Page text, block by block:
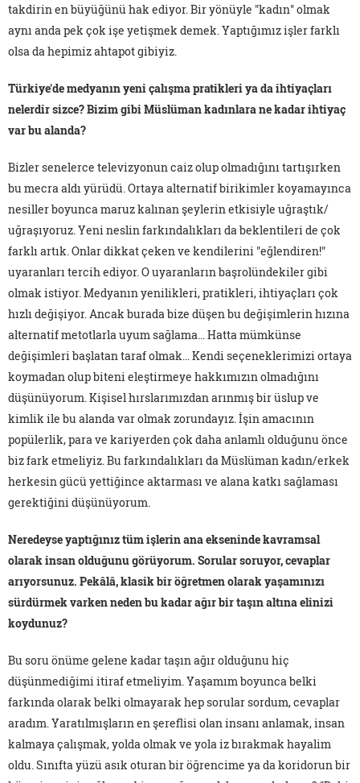
takdirin en büyüğünü hak ediyor. Bir yönüyle "kadın" olmak
aynı anda pek çok işe yetişmek demek. Yaptığımız işler farklı
olsa da hepimiz ahtapot gibiyiz.
Türkiye'de medyanın yeni çalışma pratikleri ya da ihtiyaçları
nelerdir sizce? Bizim gibi Müslüman kadınlara ne kadar ihtiyaç
var bu alanda?
Bizler senelerce televizyonun caiz olup olmadığını tartışırken
bu mecra aldı yürüdü. Ortaya alternatif birikimler koyamayınca
nesiller boyunca maruz kalınan şeylerin etkisiyle uğraştık/
uğraşıyoruz. Yeni neslin farkındalıkları da beklentileri de çok
farklı artık. Onlar dikkat çeken ve kendilerini "eğlendiren!"
uyaranları tercih ediyor. O uyaranların başrolündekiler gibi
olmak istiyor. Medyanın yenilikleri, pratikleri, ihtiyaçları çok
hızlı değişiyor. Ancak burada bize düşen bu değişimlerin hızına
alternatif metotlarla uyum sağlama... Hatta mümkünse
değişimleri başlatan taraf olmak... Kendi seçeneklerimizi ortaya
koymadan olup biteni eleştirmeye hakkımızın olmadığını
düşünüyorum. Kişisel hırslarımızdan arınmış bir üslup ve
kimlik ile bu alanda var olmak zorundayız. İşin amacının
popülerlik, para ve kariyerden çok daha anlamlı olduğunu önce
biz fark etmeliyiz. Bu farkındalıkları da Müslüman kadın/erkek
herkesin gücü yettiğince aktarması ve alana katkı sağlaması
gerektiğini düşünüyorum.
Neredeyse yaptığınız tüm işlerin ana ekseninde kavramsal
olarak insan olduğunu görüyorum. Sorular soruyor, cevaplar
arıyorsunuz. Pekâlâ, klasik bir öğretmen olarak yaşamınızı
sürdürmek varken neden bu kadar ağır bir taşın altına elinizi
koydunuz?
Bu soru önüme gelene kadar taşın ağır olduğunu hiç
düşünmediğimi itiraf etmeliyim. Yaşamım boyunca belki
farkında olarak belki olmayarak hep sorular sordum, cevaplar
aradım. Yaratılmışların en şereflisi olan insanı anlamak, insan
kalmaya çalışmak, yolda olmak ve yola iz bırakmak hayalim
oldu. Sınıfta yüzü asık oturan bir öğrencime ya da koridorun bir